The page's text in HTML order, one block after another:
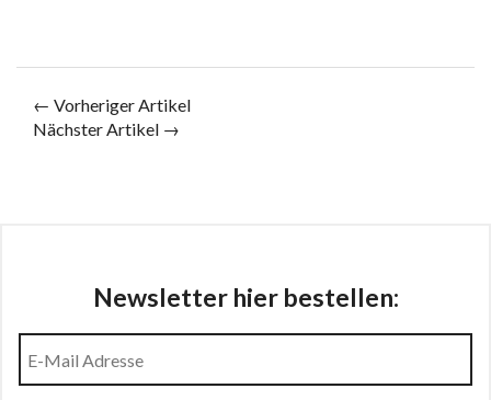
← Vorheriger Artikel
Nächster Artikel →
Newsletter hier bestellen: